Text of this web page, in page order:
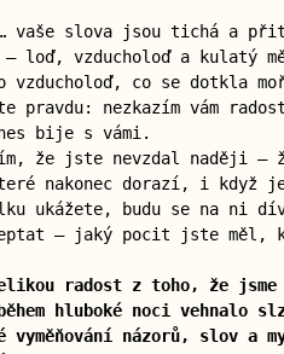
vaše slova jsou tichá a
— loď, vzducholoď a kulatý
vzducholoď, co se dotkla
pravdu: nezkazím vám
bije s vámi.
že jste nevzdal naději —
nakonec dorazí, i když je
ukážete, budu se na ni
— jaký pocit jste měl,
radost z toho, že
hluboké noci vehnalo
vyměňování názorů,